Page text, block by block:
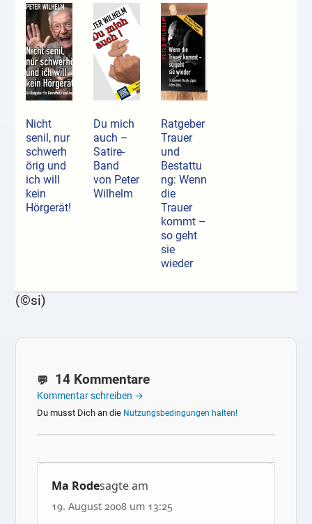
Nicht
senil, nur
schwerh
örig und
ich will
kein
Hörgerät!
Du mich
auch –
Satire-
Band
von Peter
Wilhelm
Ratgeber
Trauer
und
Bestattu
ng: Wenn
die
Trauer
kommt –
so geht
sie
wieder
(©si)
14 Kommentare
Kommentar schreiben →
Du musst Dich an die Nutzungsbedingungen halten!
Ma Rodesagte am
19. August 2008 um 13:25